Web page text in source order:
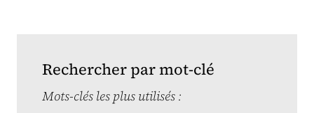
Rechercher par mot-clé
Mots-clés les plus utilisés :